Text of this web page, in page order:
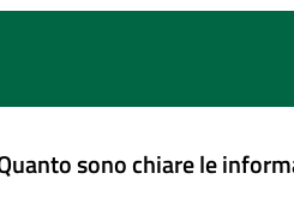
sono chiare le